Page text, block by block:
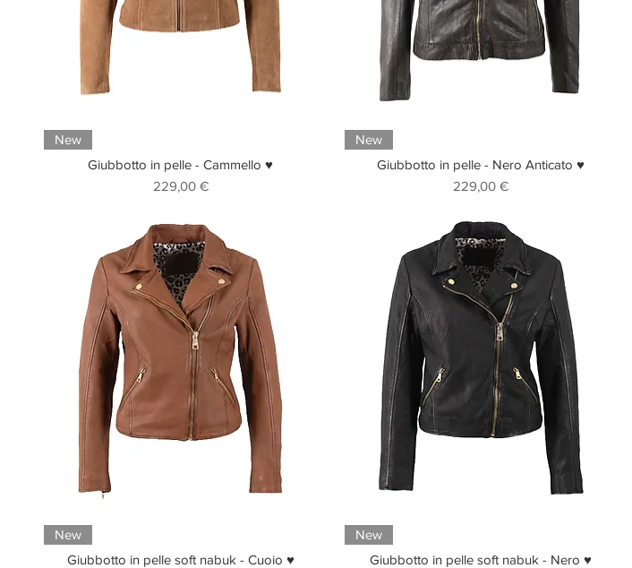
New
Giubbotto in pelle - Cammello ♥
Prezzo
229,00 €
New
Giubbotto in pelle - Nero Anticato ♥
Prezzo
229,00 €
New
Giubbotto in pelle soft nabuk - Cuoio ♥
New
Giubbotto in pelle soft nabuk - Nero ♥